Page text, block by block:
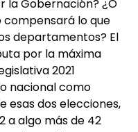
la Gobernación? ¿O
compensará lo que
departamentos? El
por la máxima
2021
nacional como
esas dos elecciones,
a algo más de 42